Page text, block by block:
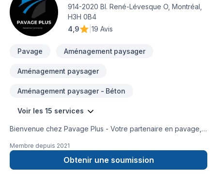
914-2020 Bl. René-Lévesque O, Montréal,
H3H 0B4
4,9
19 Avis
Pavage Aménagement paysager
Aménagement paysager
Aménagement paysager - Béton
Voir les 15 services
Bienvenue chez Pavage Plus - Votre partenaire en pavage,
fondation et démolition. Chez Pavage Plus, nous sommes
fiers d'offrir des solutions complètes pour vos besoins en
construction lourde, allant du pavage de haute qualité à la
Membre depuis 2021
Obtenir une soumission